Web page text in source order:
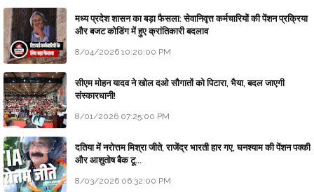
मध्य प्रदेश शासन का बड़ा फैसला: सेवानिवृत्त कर्मचारियों की पेंशन प्रक्रिया
और बजट कोडिंग में हुए क्रांतिकारी बदलाव
8/04/2026 10:20:00 PM
सीएम मोहन यादव ने खोल दओ सौगातों को पिटारा, भैया, बदल जाएगी
संस्कारधानी!
8/01/2026 07:25:00 PM
दतिया में नरोत्तम मिश्रा जीते, राजेंद्र भारती हार गए, घनश्याम की पेंशन पक्की
और आशुतोष बैक टू...
8/03/2026 06:32:00 PM